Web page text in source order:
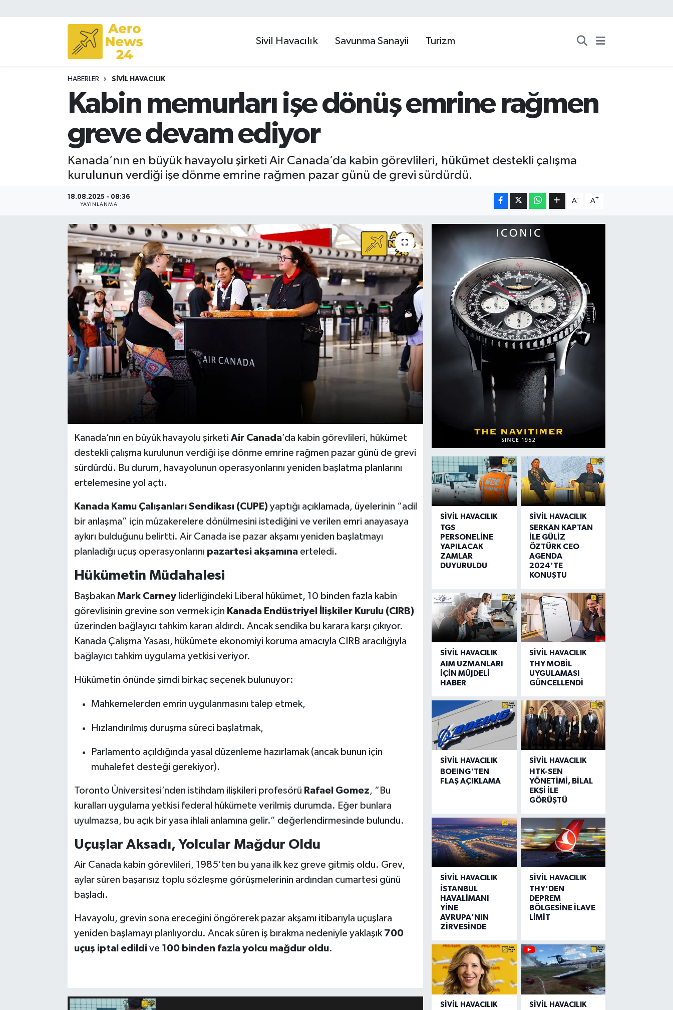
Sivil Havacılık Savunma Sanayii Turizm
HABERLER SIVIL HAVACILIK
Kabin memurları işe dönüş emrine rağmen
greve devam ediyor
Kanada’nın en büyük havayolu şirketi Air Canada’da kabin görevlileri, hükümet destekli çalışma
kurulunun verdiği işe dönme emrine rağmen pazar günü de grevi sürdürdü.
18.08.2025 - 08:36
YAYINLANMA
A- A+
Kanada’nın en büyük havayolu şirketi Air Canada’da kabin görevlileri, hükümet
destekli çalışma kurulunun verdiği işe dönme emrine rağmen pazar günü de grevi
sürdürdü. Bu durum, havayolunun operasyonlarını yeniden başlatma planlarını
ertelemesine yol açtı.
Kanada Kamu Çalışanları Sendikası (CUPE)yaptığı açıklamada, üyelerinin “adil
bir anlaşma” için müzakerelere dönülmesini istediğini ve verilen emri anayasaya
aykırı bulduğunu belirtti. Air Canada ise pazar akşamı yeniden başlatmayı
planladığı uçuş operasyonlarını pazartesi akşamınaerteledi.
Hükümetin Müdahalesi
Başbakan Mark Carneyliderliğindeki Liberal hükümet, 10 binden fazla kabin
görevlisinin grevine son vermek için Kanada Endüstriyel İlişkiler Kurulu (CIRB)
üzerinden bağlayıcı tahkim kararı aldırdı. Ancak sendika bu karara karşı çıkıyor.
Kanada Çalışma Yasası, hükümete ekonomiyi koruma amacıyla CIRB aracılığıyla
bağlayıcı tahkim uygulama yetkisi veriyor.
Hükümetin önünde şimdi birkaç seçenek bulunuyor:
Mahkemelerden emrin uygulanmasını talep etmek,
Hızlandırılmış duruşma süreci başlatmak,
Parlamento açıldığında yasal düzenleme hazırlamak (ancak bunun için
muhalefet desteği gerekiyor).
Toronto Üniversitesi’nden istihdam ilişkileri profesörü Rafael Gomez, “Bu
kuralları uygulama yetkisi federal hükümete verilmiş durumda. Eğer bunlara
uyulmazsa, bu açık bir yasa ihlali anlamına gelir.” değerlendirmesinde bulundu.
Uçuşlar Aksadı, Yolcular Mağdur Oldu
Air Canada kabin görevlileri, 1985’ten bu yana ilk kez greve gitmiş oldu. Grev,
aylar süren başarısız toplu sözleşme görüşmelerinin ardından cumartesi günü
başladı.
Havayolu, grevin sona ereceğini öngörerek pazar akşamı itibarıyla uçuşlara
yeniden başlamayı planlıyordu. Ancak süren iş bırakma nedeniyle yaklaşık 700
uçuş iptal edildive 100 binden fazla yolcu mağdur oldu.
SIVIL HAVACILIK
TGS
PERSONELİNE
YAPILACAK
ZAMLAR
DUYURULDU
SIVIL HAVACILIK
SERKAN KAPTAN
İLE GÜLİZ
ÖZTÜRK CEO
AGENDA
2024'TE
KONUŞTU
SIVIL HAVACILIK
AIM UZMANLARI
İÇİN MÜJDELİ
HABER
SIVIL HAVACILIK
THY MOBİL
UYGULAMASI
GÜNCELLENDİ
SIVIL HAVACILIK
BOEING'TEN
FLAŞ AÇIKLAMA
SIVIL HAVACILIK
HTK-SEN
YÖNETİMİ, BİLAL
EKŞİ İLE
GÖRÜŞTÜ
SIVIL HAVACILIK
İSTANBUL
HAVALİMANI
YİNE
AVRUPA'NIN
ZİRVESİNDE
SIVIL HAVACILIK
THY'DEN
DEPREM
BÖLGESİNE İLAVE
LİMİT
SIVIL HAVACILIK SIVIL HAVACILIK
Sivil Havacılık